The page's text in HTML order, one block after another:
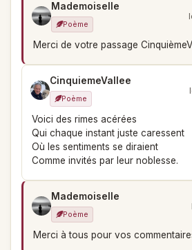
Mademoiselle
Poème
Merci de votre passage
CinquiemeVallee
Poème
Voici des rimes acérées
Qui chaque instant juste caressent
Où les sentiments se diraient
Comme invités par leur noblesse.
Mademoiselle
Poème
Merci à tous pour vos